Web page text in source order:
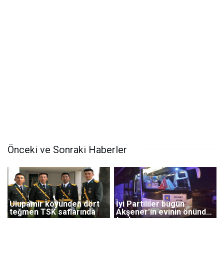
Önceki ve Sonraki Haberler
Ulupamir köyünden dört
teğmen TSK saflarında
İyi Partililer bugün
Akşener'in evinin önünde
toplanıyor